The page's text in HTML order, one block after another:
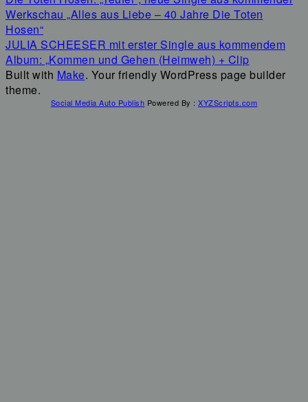
Werkschau „Alles aus Liebe – 40 Jahre Die Toten
Hosen“
JULIA SCHEESER mit erster Single aus kommendem
Album: „Kommen und Gehen (Heimweh) + Clip
Built with Make. Your friendly WordPress page builder
theme.
Social Media Auto Publish Powered By :XYZScripts.com